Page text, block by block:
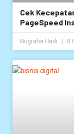
Cek
PageSpeed
Nugraha Hadi 8